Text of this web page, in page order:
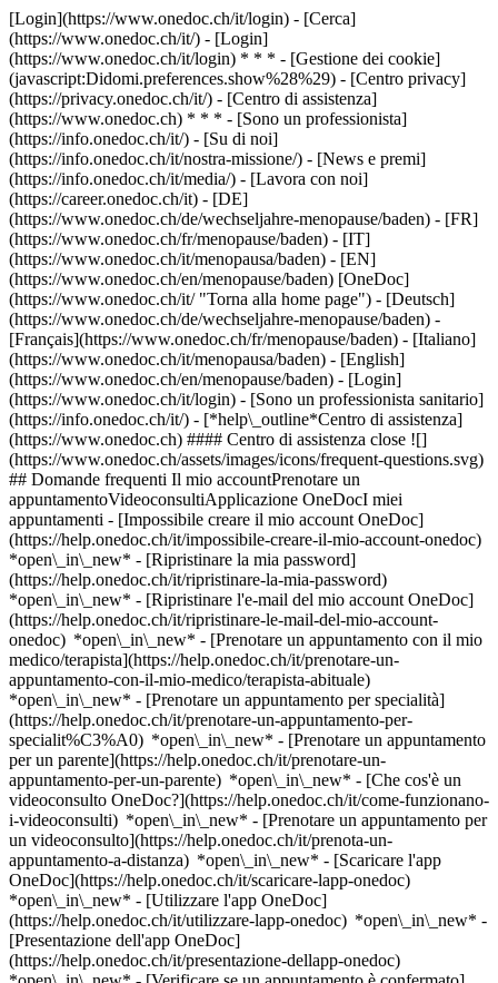
[Login](https://www.onedoc.ch/it/login) - [Cerca]
(https://www.onedoc.ch/it/) - [Login]
(https://www.onedoc.ch/it/login) * * * - [Gestione dei cookie]
(javascript:Didomi.preferences.show%28%29) - [Centro privacy]
(https://privacy.onedoc.ch/it/) - [Centro di assistenza]
(https://www.onedoc.ch) * * * - [Sono un professionista]
(https://info.onedoc.ch/it/) - [Su di noi]
(https://info.onedoc.ch/it/nostra-missione/) - [News e premi]
(https://info.onedoc.ch/it/media/) - [Lavora con noi]
(https://career.onedoc.ch/it) - [DE]
(https://www.onedoc.ch/de/wechseljahre-menopause/baden) - [FR]
(https://www.onedoc.ch/fr/menopause/baden) - [IT]
(https://www.onedoc.ch/it/menopausa/baden) - [EN]
(https://www.onedoc.ch/en/menopause/baden) [OneDoc]
(https://www.onedoc.ch/it/ "Torna alla home page") - [Deutsch]
(https://www.onedoc.ch/de/wechseljahre-menopause/baden) -
[Français](https://www.onedoc.ch/fr/menopause/baden) - [Italiano]
(https://www.onedoc.ch/it/menopausa/baden) - [English]
(https://www.onedoc.ch/en/menopause/baden) - [Login]
(https://www.onedoc.ch/it/login) - [Sono un professionista sanitario]
(https://info.onedoc.ch/it/) - [*help\_outline*Centro di assistenza]
(https://www.onedoc.ch) #### Centro di assistenza close ![]
(https://www.onedoc.ch/assets/images/icons/frequent-questions.svg)
## Domande frequenti Il mio accountPrenotare un
appuntamentoVideoconsultiApplicazione OneDocI miei
appuntamenti - [Impossibile creare il mio account OneDoc]
(https://help.onedoc.ch/it/impossibile-creare-il-mio-account-onedoc)
*open\_in\_new* - [Ripristinare la mia password]
(https://help.onedoc.ch/it/ripristinare-la-mia-password)
*open\_in\_new* - [Ripristinare l'e-mail del mio account OneDoc]
(https://help.onedoc.ch/it/ripristinare-le-mail-del-mio-account-
onedoc) *open\_in\_new* - [Prenotare un appuntamento con il mio
medico/terapista](https://help.onedoc.ch/it/prenotare-un-
appuntamento-con-il-mio-medico/terapista-abituale)
*open\_in\_new* - [Prenotare un appuntamento per specialità]
(https://help.onedoc.ch/it/prenotare-un-appuntamento-per-
specialit%C3%A0) *open\_in\_new* - [Prenotare un appuntamento
per un parente](https://help.onedoc.ch/it/prenotare-un-
appuntamento-per-un-parente) *open\_in\_new* - [Che cos'è un
videoconsulto OneDoc?](https://help.onedoc.ch/it/come-funzionano-
i-videoconsulti) *open\_in\_new* - [Prenotare un appuntamento per
un videoconsulto](https://help.onedoc.ch/it/prenota-un-
appuntamento-a-distanza) *open\_in\_new* - [Scaricare l'app
OneDoc](https://help.onedoc.ch/it/scaricare-lapp-onedoc)
*open\_in\_new* - [Utilizzare l'app OneDoc]
(https://help.onedoc.ch/it/utilizzare-lapp-onedoc) *open\_in\_new* -
[Presentazione dell'app OneDoc]
(https://help.onedoc.ch/it/presentazione-dellapp-onedoc)